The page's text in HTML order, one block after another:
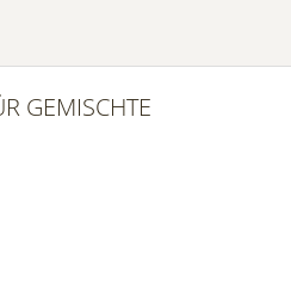
GEMISCHTE